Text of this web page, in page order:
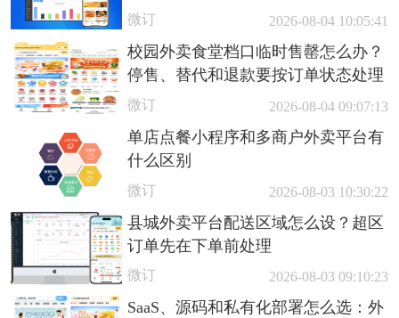
微订 2026-08-04 10:05:41
校园外卖食堂档口临时售罄怎么办？
停售、替代和退款要按订单状态处理
微订 2026-08-04 09:07:13
单店点餐小程序和多商户外卖平台有
什么区别
微订 2026-08-03 10:30:22
县城外卖平台配送区域怎么设？超区
订单先在下单前处理
微订 2026-08-03 09:10:23
SaaS、源码和私有化部署怎么选：外